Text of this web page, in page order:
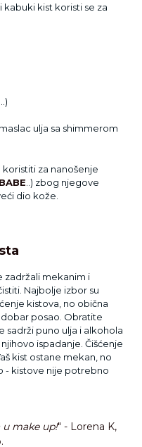
kist koristi se za
ulja sa shimmerom
za nanošenje
..) zbog njegove
dio kože.
zadržali mekanim i
Najbolje izbor su
kistova, no obična
posao. Obratite
sadrži puno ulja i alkohola
ispadanje. Čišćenje
kist ostane mekan, no
- kistove nije potrebno
make up!" - Lorena K,